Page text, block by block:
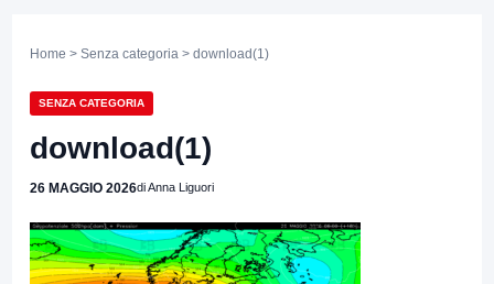
Home > Senza categoria > download(1)
SENZA CATEGORIA
download(1)
26 MAGGIO 2026di Anna Liguori